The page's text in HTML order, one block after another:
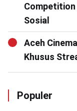
Competition
Sosial
Aceh
Khusus
Populer